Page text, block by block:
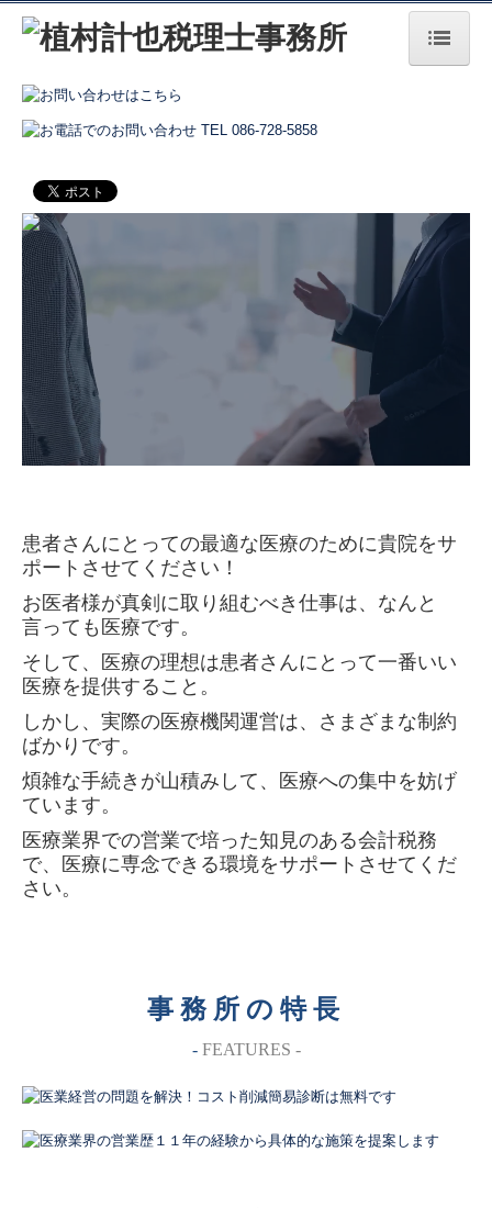
HOME
事務所紹介
2021年
患者さんにとっての最適な医療のために貴院をサ
ポートさせてください！
お医者様が真剣に取り組むべき仕事は、なんと
言っても医療です。
そして、医療の理想は患者さんにとって一番いい
医療を提供すること。
しかし、実際の医療機関運営は、さまざまな制約
ばかりです。
煩雑な手続きが山積みして、医療への集中を妨げ
ています。
医療業界での営業で培った知見のある会計税務
で、医療に専念できる環境をサポートさせてくだ
さい。
事 務 所 の 特 長
- FEATURES -